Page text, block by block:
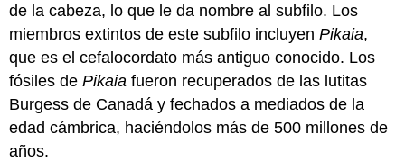
de la cabeza, lo que le da nombre al subfilo. Los
miembros extintos de este subfilo incluyenPikaia,
que es el cefalocordato más antiguo conocido. Los
fósiles dePikaia fueron recuperados de las lutitas
Burgess de Canadá y fechados a mediados de la
edad cámbrica, haciéndolos más de 500 millones de
años.